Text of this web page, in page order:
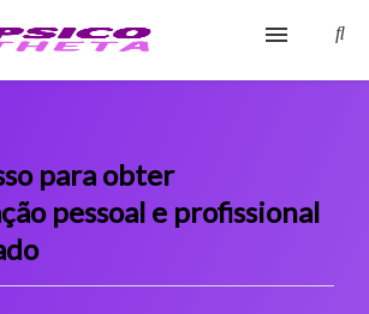
para obter
pessoal e profissional